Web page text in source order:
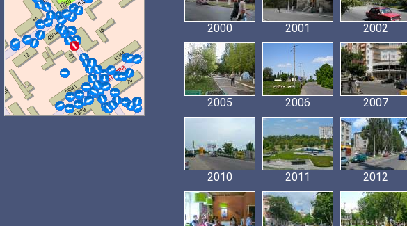
2000 2001 2002
2005 2006 2007
2010 2011 2012